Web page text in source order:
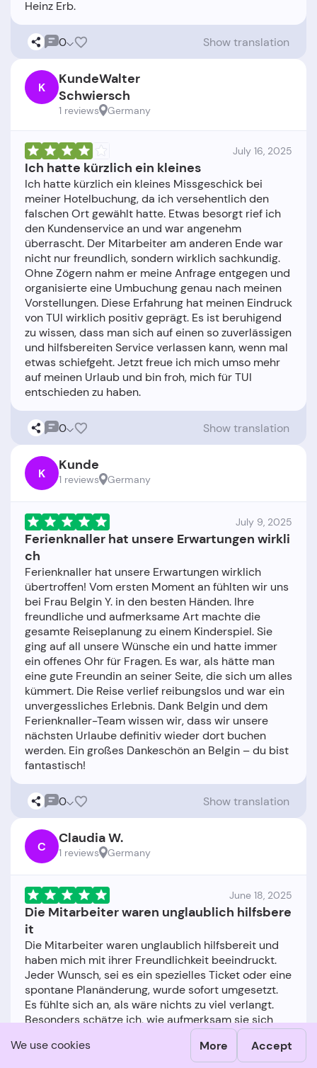
We use cookies More Accept
0 Show translation
K
KundeWalter
Schwiersch
1 reviews Germany
July 16, 2025
Ich hatte kürzlich ein kleines
Ich hatte kürzlich ein kleines Missgeschick bei
meiner Hotelbuchung, da ich versehentlich den
falschen Ort gewählt hatte. Etwas besorgt rief ich
den Kundenservice an und war angenehm
überrascht. Der Mitarbeiter am anderen Ende war
nicht nur freundlich, sondern wirklich sachkundig.
Ohne Zögern nahm er meine Anfrage entgegen und
organisierte eine Umbuchung genau nach meinen
Vorstellungen. Diese Erfahrung hat meinen Eindruck
von TUI wirklich positiv geprägt. Es ist beruhigend
zu wissen, dass man sich auf einen so zuverlässigen
und hilfsbereiten Service verlassen kann, wenn mal
etwas schiefgeht. Jetzt freue ich mich umso mehr
auf meinen Urlaub und bin froh, mich für TUI
0 Show translation
K Kunde
1 reviews Germany
July 9, 2025
Ferienknaller hat unsere Erwartungen wirkli
ch
Ferienknaller hat unsere Erwartungen wirklich
übertroffen! Vom ersten Moment an fühlten wir uns
bei Frau Belgin Y. in den besten Händen. Ihre
freundliche und aufmerksame Art machte die
gesamte Reiseplanung zu einem Kinderspiel. Sie
ging auf all unsere Wünsche ein und hatte immer
ein offenes Ohr für Fragen. Es war, als hätte man
eine gute Freundin an seiner Seite, die sich um alles
kümmert. Die Reise verlief reibungslos und war ein
unvergessliches Erlebnis. Dank Belgin und dem
Ferienknaller-Team wissen wir, dass wir unsere
nächsten Urlaube definitiv wieder dort buchen
werden. Ein großes Dankeschön an Belgin – du bist
0 Show translation
C Claudia W.
1 reviews Germany
June 18, 2025
Die Mitarbeiter waren unglaublich hilfsbere
it
Die Mitarbeiter waren unglaublich hilfsbereit und
haben mich mit ihrer Freundlichkeit beeindruckt.
Jeder Wunsch, sei es ein spezielles Ticket oder eine
spontane Planänderung, wurde sofort umgesetzt.
Es fühlte sich an, als wäre nichts zu viel verlangt.
Besonders schätze ich, wie aufmerksam sie sich
meine Vorlieben gemerkt haben, was bei weiteren
Anfragen eine große Erleichterung war. Selbst als
ich plötzlich meine Reisepläne ändern wollte,